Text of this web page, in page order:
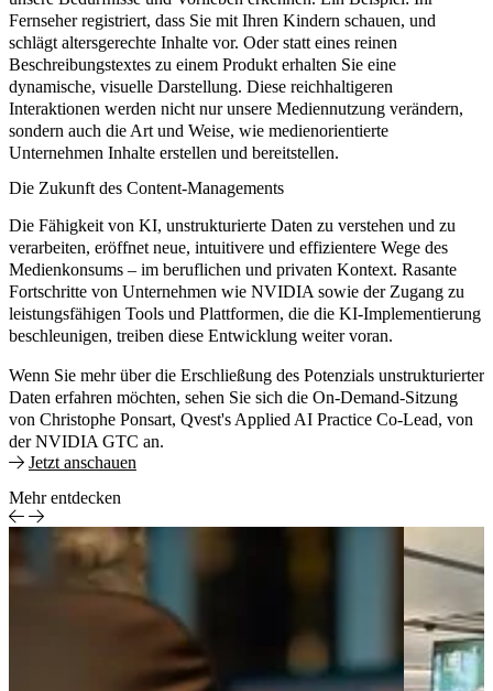
Fernseher registriert, dass Sie mit Ihren Kindern schauen, und
schlägt altersgerechte Inhalte vor. Oder statt eines reinen
Beschreibungstextes zu einem Produkt erhalten Sie eine
dynamische, visuelle Darstellung. Diese reichhaltigeren
Interaktionen werden nicht nur unsere Mediennutzung verändern,
sondern auch die Art und Weise, wie medienorientierte
Unternehmen Inhalte erstellen und bereitstellen.
Die Zukunft des Content-Managements
Die Fähigkeit von KI, unstrukturierte Daten zu verstehen und zu
verarbeiten, eröffnet neue, intuitivere und effizientere Wege des
Medienkonsums – im beruflichen und privaten Kontext. Rasante
Fortschritte von Unternehmen wie NVIDIA sowie der Zugang zu
leistungsfähigen Tools und Plattformen, die die KI-Implementierung
beschleunigen, treiben diese Entwicklung weiter voran.
Wenn Sie mehr über die Erschließung des Potenzials unstrukturierter
Daten erfahren möchten, sehen Sie sich die On-Demand-Sitzung
von Christophe Ponsart, Qvest's Applied AI Practice Co-Lead, von
der NVIDIA GTC an.
Jetzt anschauen
Mehr entdecken